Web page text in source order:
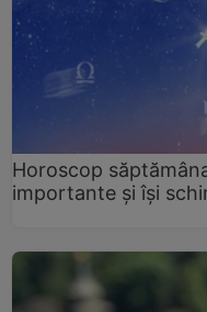
Horoscop
importante și își